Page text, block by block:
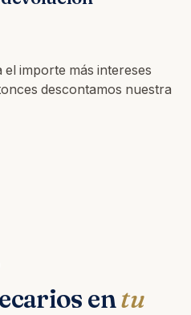
el importe más intereses
descontamos nuestra
entu